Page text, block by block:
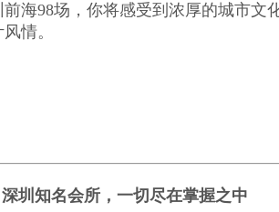
海98场，你将感受到浓厚的城市文
情。
深圳知名会所，一切尽在掌握之中